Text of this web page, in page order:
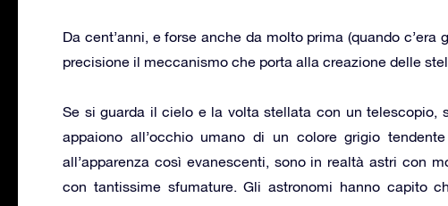
Da cent’anni, e forse anche da molto prima (quando c’era
precisione il meccanismo che porta alla creazione delle
Se si guarda il cielo e la volta stellata con un telescopio,
appaiono all’occhio umano di un colore grigio
all’apparenza così evanescenti, sono in realtà astri con
con tantissime sfumature.Gli astronomi hanno capito